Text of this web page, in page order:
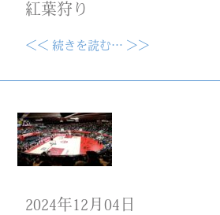
紅葉狩り
＜＜ 続きを読む… ＞＞
2024年12月04日